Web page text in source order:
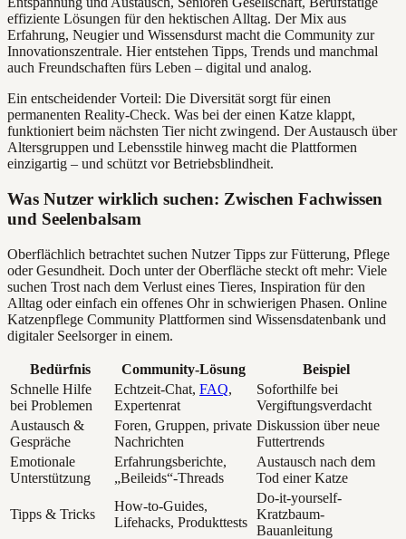
effiziente Lösungen für den hektischen Alltag. Der Mix aus
Erfahrung, Neugier und Wissensdurst macht die Community zur
Innovationszentrale. Hier entstehen Tipps, Trends und manchmal
auch Freundschaften fürs Leben – digital und analog.
Ein entscheidender Vorteil: Die Diversität sorgt für einen
permanenten Reality-Check. Was bei der einen Katze klappt,
funktioniert beim nächsten Tier nicht zwingend. Der Austausch über
Altersgruppen und Lebensstile hinweg macht die Plattformen
einzigartig – und schützt vor Betriebsblindheit.
Was Nutzer wirklich suchen: Zwischen Fachwissen
und Seelenbalsam
Oberflächlich betrachtet suchen Nutzer Tipps zur Fütterung, Pflege
oder Gesundheit. Doch unter der Oberfläche steckt oft mehr: Viele
suchen Trost nach dem Verlust eines Tieres, Inspiration für den
Alltag oder einfach ein offenes Ohr in schwierigen Phasen. Online
Katzenpflege Community Plattformen sind Wissensdatenbank und
digitaler Seelsorger in einem.
Bedürfnis Community-Lösung
Beispiel
Schnelle Hilfe
bei Problemen
Echtzeit-Chat, FAQ,
Expertenrat
Soforthilfe bei
Vergiftungsverdacht
Austausch &
Gespräche
Foren, Gruppen, private
Nachrichten
Diskussion über neue
Futtertrends
Emotionale
Unterstützung
Erfahrungsberichte,
„Beileids“-Threads
Austausch nach dem
Tod einer Katze
Tipps & Tricks
How-to-Guides,
Lifehacks, Produkttests
Do-it-yourself-
Kratzbaum-
Bauanleitung